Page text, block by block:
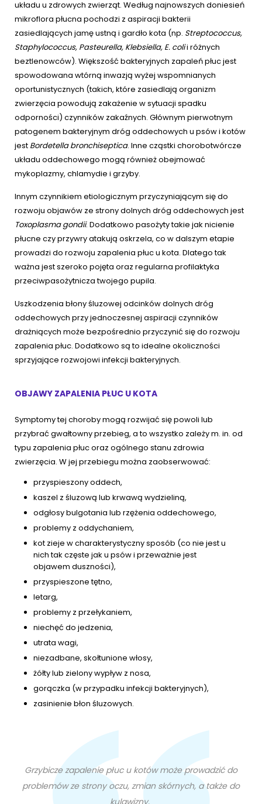
układu u zdrowych zwierząt. Według najnowszych doniesień
mikroflora płucna pochodzi z aspiracji bakterii
zasiedlających jamę ustną i gardło kota (np. Streptococcus,
Staphylococcus, Pasteurella, Klebsiella, E. colii różnych
beztlenowców). Większość bakteryjnych zapaleń płuc jest
spowodowana wtórną inwazją wyżej wspomnianych
oportunistycznych (takich, które zasiedlają organizm
zwierzęcia powodują zakażenie w sytuacji spadku
odporności) czynników zakaźnych. Głównym pierwotnym
patogenem bakteryjnym dróg oddechowych u psów i kotów
jest Bordetella bronchiseptica. Inne cząstki chorobotwórcze
układu oddechowego mogą również obejmować
mykoplazmy, chlamydie i grzyby.
Innym czynnikiem etiologicznym przyczyniającym się do
rozwoju objawów ze strony dolnych dróg oddechowych jest
Toxoplasma gondii. Dodatkowo pasożyty takie jak nicienie
płucne czy przywry atakują oskrzela, co w dalszym etapie
prowadzi do rozwoju zapalenia płuc u kota. Dlatego tak
ważna jest szeroko pojęta oraz regularna profilaktyka
przeciwpasożytnicza twojego pupila.
Uszkodzenia błony śluzowej odcinków dolnych dróg
oddechowych przy jednoczesnej aspiracji czynników
drażniących może bezpośrednio przyczynić się do rozwoju
zapalenia płuc. Dodatkowo są to idealne okoliczności
sprzyjające rozwojowi infekcji bakteryjnych.
OBJAWY ZAPALENIA PŁUC U KOTA
Symptomy tej choroby mogą rozwijać się powoli lub
przybrać gwałtowny przebieg, a to wszystko zależy m. in. od
typu zapalenia płuc oraz ogólnego stanu zdrowia
zwierzęcia. W jej przebiegu można zaobserwować:
przyspieszony oddech,
kaszel z śluzową lub krwawą wydzieliną,
odgłosy bulgotania lub rzężenia oddechowego,
problemy z oddychaniem,
kot zieje w charakterystyczny sposób (co nie jest u
nich tak częste jak u psów i przeważnie jest
objawem duszności),
przyspieszone tętno,
letarg,
problemy z przełykaniem,
niechęć do jedzenia,
utrata wagi,
niezadbane, skołtunione włosy,
żółty lub zielony wypływ z nosa,
gorączka (w przypadku infekcji bakteryjnych),
zasinienie błon śluzowych.
Grzybicze zapalenie płuc u kotów może prowadzić do
problemów ze strony oczu, zmian skórnych, a także do